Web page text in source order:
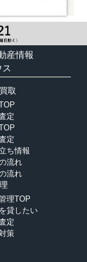
産情報
取
定
定
ち情報
流れ
流れ
理TOP
貸したい
定
策